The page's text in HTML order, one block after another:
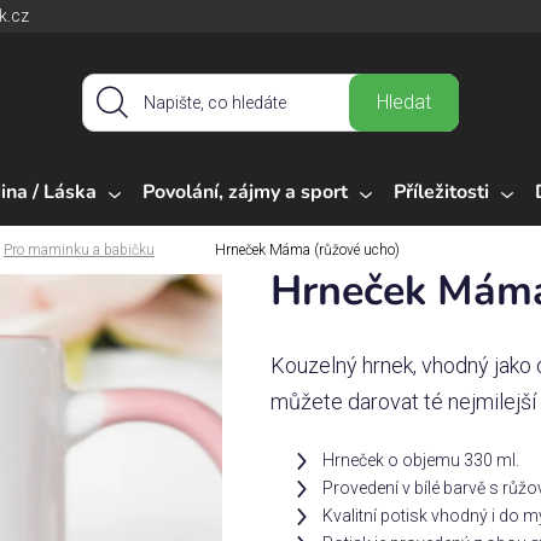
Hledat
/ Láska Povolání, zájmy a sport Příležitosti
Pro maminku a babičku Hrneček Máma (růžové ucho)
Hrneček
Kouzelný hrnek, vhodný
můžete darovat té nejmilejší
Hrneček o objemu 330 ml.
Provedení v bílé barvě s
Kvalitní potisk vhodný i do